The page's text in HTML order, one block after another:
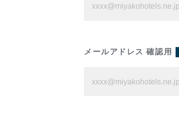
メールアドレス 確認用